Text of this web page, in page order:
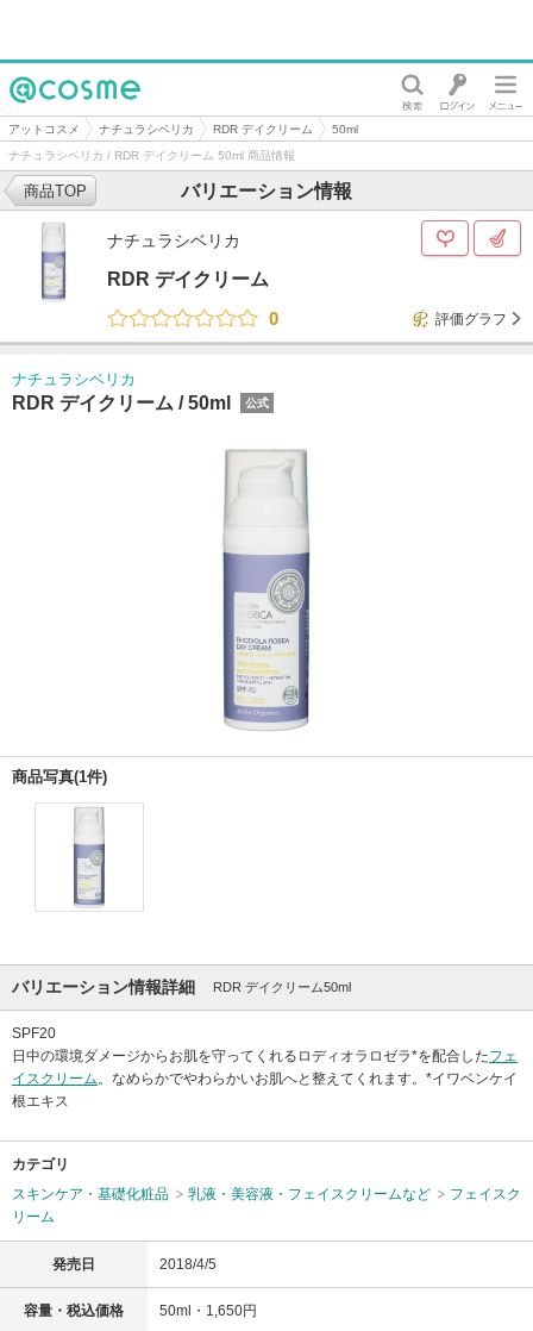
@cosme
アットコスメ ナチュラシベリカ RDR デイクリーム
50ml
ナチュラシベリカ / RDR デイクリーム 50ml 商品情報
バリエーション情報
商品TOP
ナチュラシベリカ
RDR デイクリーム
0
評価グラフ
ナチュラシベリカ
RDR デイクリーム /50ml 公式
商品写真(1件)
バリエーション情報詳細 RDR デイクリーム50ml
SPF20
日中の環境ダメージからお肌を守ってくれるロディオラロゼラ*を配合したフェ
イスクリーム。なめらかでやわらかいお肌へと整えてくれます。*イワベンケイ
根エキス
カテゴリ
スキンケア・基礎化粧品
乳液・美容液・フェイスクリームなど
フェイスク
リーム
発売日 2018/4/5
容量・税込価格 50ml・1,650円